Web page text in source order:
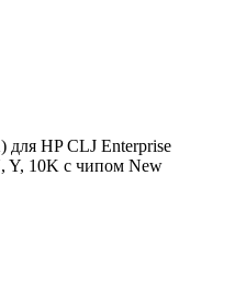
HP CLJ Enterprise
Y, 10K с чипом New